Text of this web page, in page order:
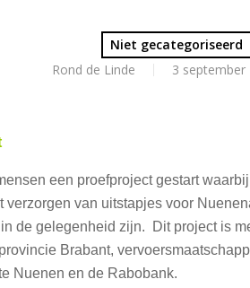
Niet gecategoriseerd
Rond de Linde
3 september
een proefproject gestart
verzorgen van uitstapjes voor
de gelegenheid zijn. Dit project is
Brabant,
Nuenen en de Rabobank.